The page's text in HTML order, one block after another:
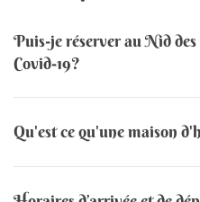
Puis-je réserver au Nid
Covid-19?
Qu'est ce qu'une maison